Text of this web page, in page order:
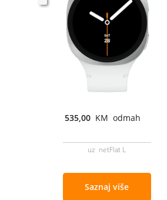
535,00 KM odmah
uz netFlat L
Saznaj više